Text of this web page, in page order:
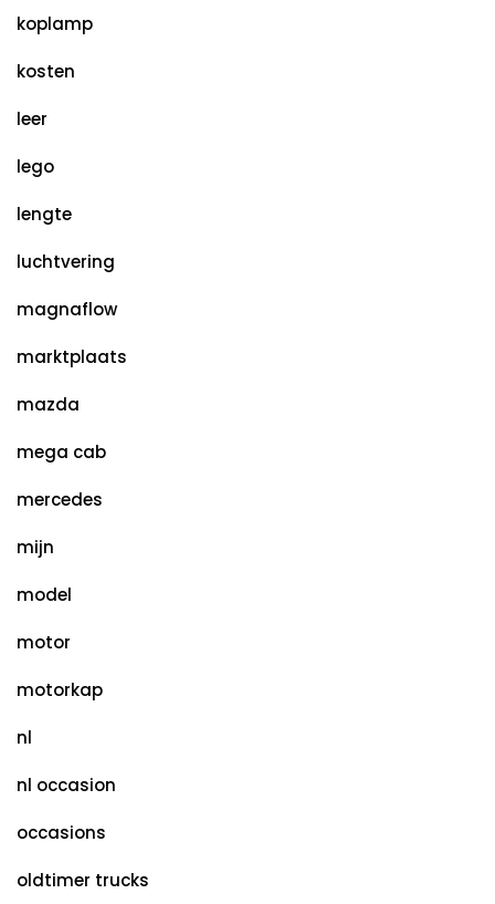
koplamp
kosten
leer
lego
lengte
luchtvering
magnaflow
marktplaats
mazda
mega cab
mercedes
mijn
model
motor
motorkap
nl
nl occasion
occasions
oldtimer trucks